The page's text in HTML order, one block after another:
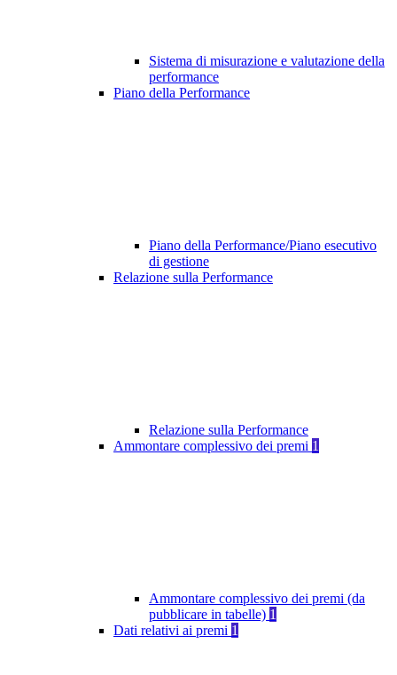
Sistema di misurazione e valutazione della
performance
Piano della Performance
Piano della Performance/Piano esecutivo
di gestione
Relazione sulla Performance
Relazione sulla Performance
Ammontare complessivo dei premi 1
Ammontare complessivo dei premi (da
pubblicare in tabelle) 1
Dati relativi ai premi 1